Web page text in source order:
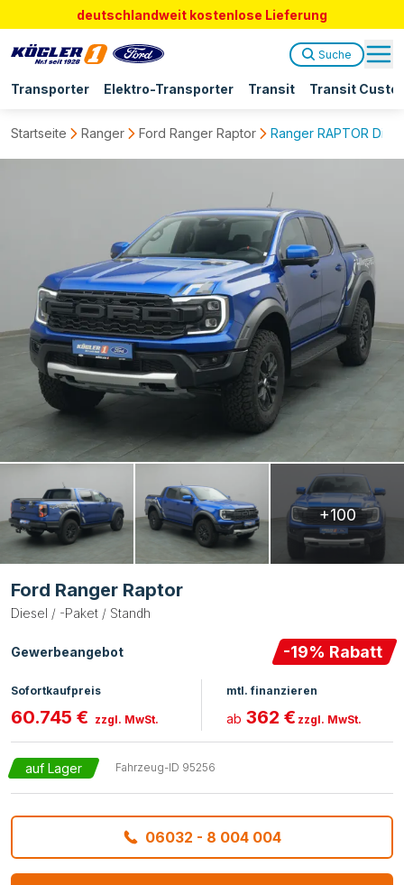
deutschlandweit kostenlose Lieferung
Transporter Elektro-Transporter Transit Transit
Suche
Startseite Ranger Ford Ranger Raptor Ranger RAPTOR
+100
Ford Ranger Raptor
Diesel / -Paket / Standh
Gewerbeangebot -19% Rabatt
Sofortkaufpreis
60.745 € zzgl. MwSt.
mtl. finanzieren
ab 362 € zzgl. MwSt.
auf Lager Fahrzeug-ID 95256
06032 - 8 004 004